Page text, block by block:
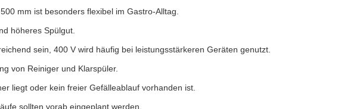
mm ist besonders flexibel im Gastro-Alltag.
höheres Spülgut.
sein, 400 V wird häufig bei leistungsstärkeren Geräten genutzt.
von Reiniger und Klarspüler.
liegt oder kein freier Gefälleablauf vorhanden ist.
sollten vorab eingeplant werden.